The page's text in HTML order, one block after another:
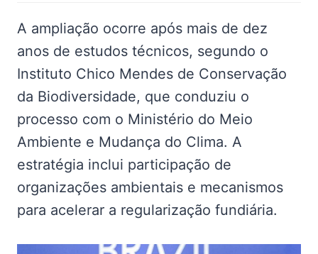
A ampliação ocorre após mais de dez
anos de estudos técnicos, segundo o
Instituto Chico Mendes de Conservação
da Biodiversidade, que conduziu o
processo com o Ministério do Meio
Ambiente e Mudança do Clima. A
estratégia inclui participação de
organizações ambientais e mecanismos
para acelerar a regularização fundiária.